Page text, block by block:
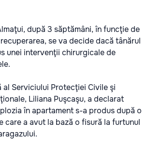
după 3 săptămâni, în funcţie de
se va decide dacă tânărul
unei intervenţii chirurgicale de
al Serviciului Protecţiei Civile şi
Liliana Puşcaşu, a declarat
în apartament s-a produs după o
care a avut la bază o fisură la furtunul